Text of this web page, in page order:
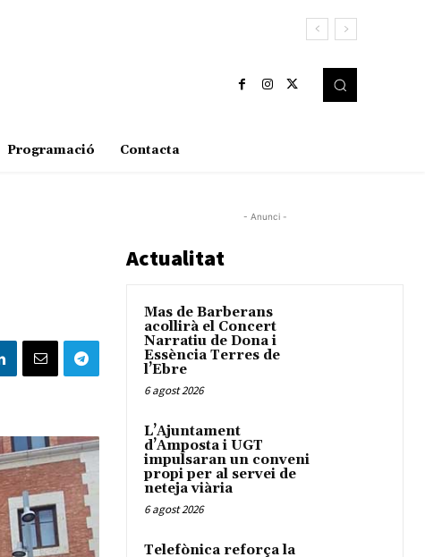
Programació Contacta
- Anunci -
Actualitat
Mas de Barberans
acollirà el Concert
Narratiu de Dona i
Essència Terres de
l’Ebre
6 agost 2026
L’Ajuntament
d’Amposta i UGT
impulsaran un conveni
propi per al servei de
neteja viària
6 agost 2026
Telefònica reforça la